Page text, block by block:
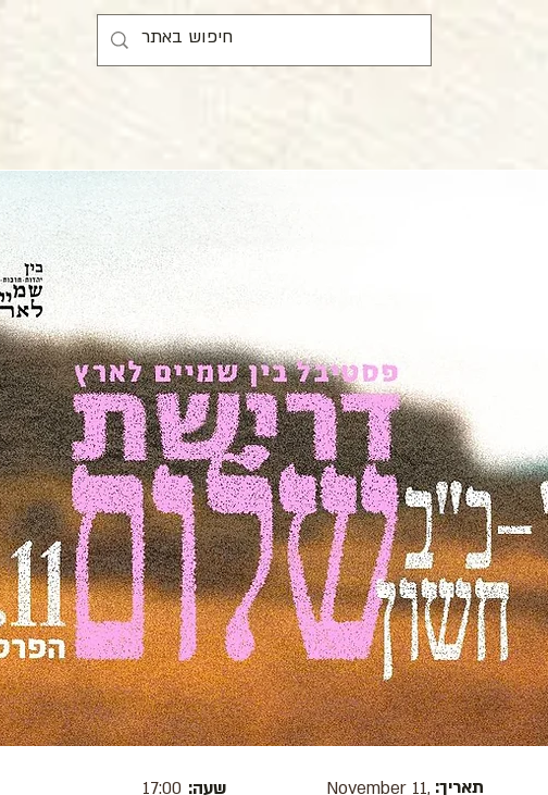
17:00 שעה:
November 11, תאריך: